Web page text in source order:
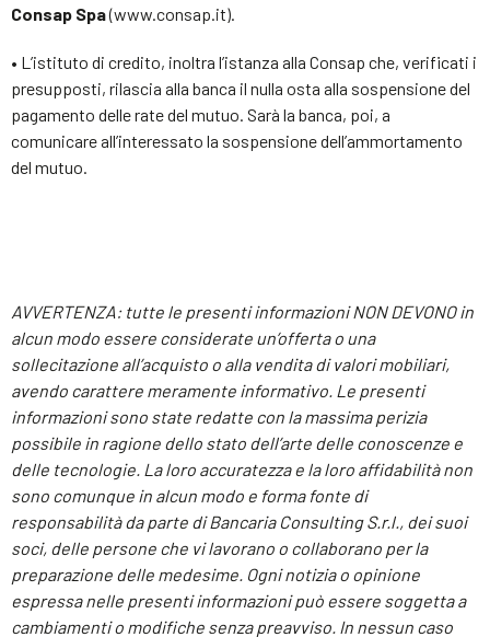
Consap Spa(www.consap.it).
• L’istituto di credito, inoltra l’istanza alla Consap che, verificati i
presupposti, rilascia alla banca il nulla osta alla sospensione del
pagamento delle rate del mutuo. Sarà la banca, poi, a
comunicare all’interessato la sospensione dell’ammortamento
del mutuo.
AVVERTENZA: tutte le presenti informazioni NON DEVONO in
alcun modo essere considerate un’offerta o una
sollecitazione all’acquisto o alla vendita di valori mobiliari,
avendo carattere meramente informativo. Le presenti
informazioni sono state redatte con la massima perizia
possibile in ragione dello stato dell’arte delle conoscenze e
delle tecnologie. La loro accuratezza e la loro affidabilità non
sono comunque in alcun modo e forma fonte di
responsabilità da parte di Bancaria Consulting S.r.l., dei suoi
soci, delle persone che vi lavorano o collaborano per la
preparazione delle medesime. Ogni notizia o opinione
espressa nelle presenti informazioni può essere soggetta a
cambiamenti o modifiche senza preavviso. In nessun caso